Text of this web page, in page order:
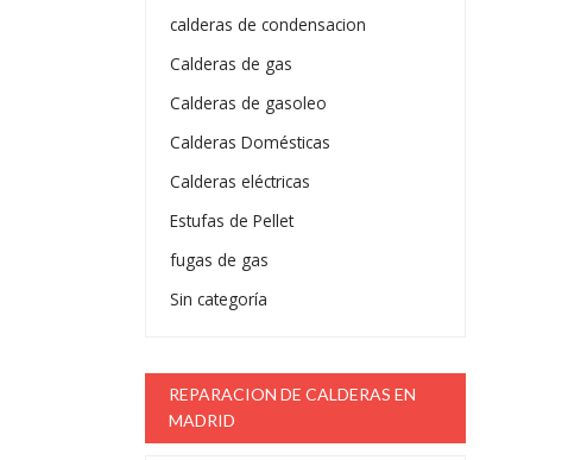
calderas de condensacion
Calderas de gas
Calderas de gasoleo
Calderas Domésticas
Calderas eléctricas
Estufas de Pellet
fugas de gas
Sin categoría
REPARACION DE CALDERAS EN
MADRID